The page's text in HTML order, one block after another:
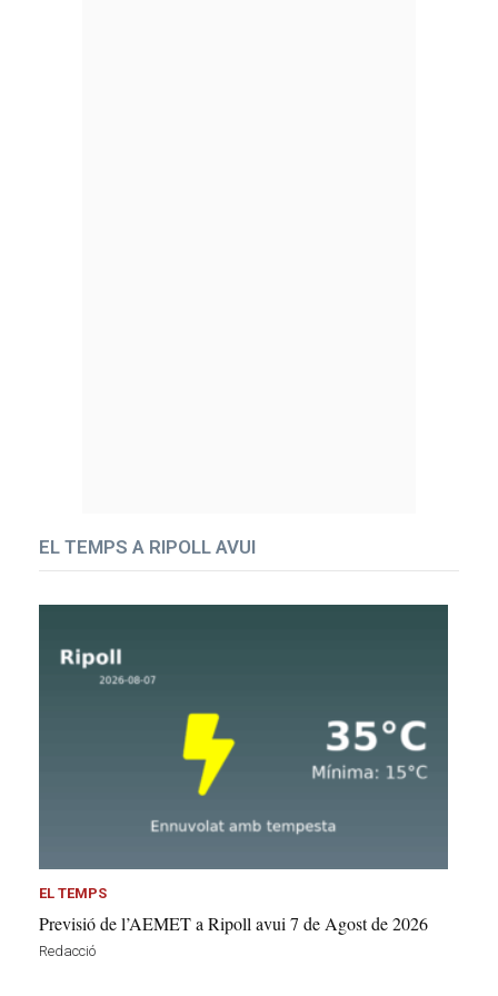
EL TEMPS A RIPOLL AVUI
EL TEMPS
Previsió de l’AEMET a Ripoll avui 7 de Agost de 2026
Redacció